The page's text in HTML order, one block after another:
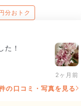
分おトク
た！
2ヶ月前
の口コミ・写真を見る